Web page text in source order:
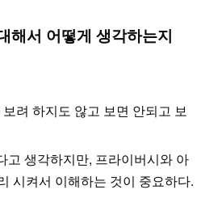
해서 어떻게 생각하는지
려 하지도 않고 보면 안되고 보
고 생각하지만, 프라이버시와 아
시켜서 이해하는 것이 중요하다.